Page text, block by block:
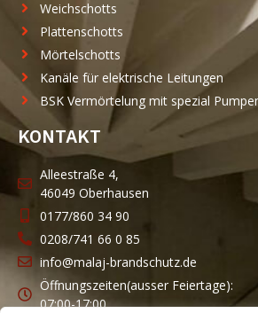
Weichschotts
Plattenschotts
Mörtelschotts
Kanäle für elektrische Leitungen
BSK Vermörtelung mit spezial
KONTAKT
Alleestraße 4,
46049 Oberhausen
0177/860 34 90
0208/741 66 0 85
info@malaj-brandschutz.de
Öffnungszeiten(ausser Feiertage):
07:00-17:00